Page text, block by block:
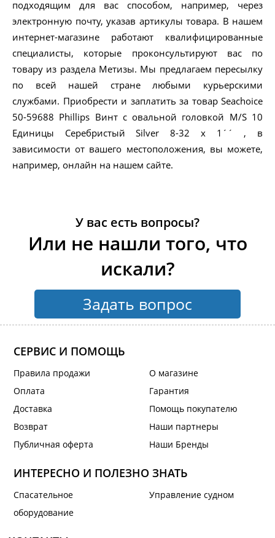
подходящим для вас способом, например, через
электронную почту, указав артикулы товара. В нашем
интернет-магазине работают квалифицированные
специалисты, которые проконсультируют вас по
товару из раздела Метизы. Мы предлагаем пересылку
по всей нашей стране любыми курьерскими
службами. Приобрести и заплатить за товар Seachoice
50-59688 Phillips Винт с овальной головкой M/S 10
Единицы Серебристый Silver 8-32 x 1´´ , в
зависимости от вашего местоположения, вы можете,
например, онлайн на нашем сайте.
У вас есть вопросы?
Или не нашли того, что
искали?
Задать вопрос
СЕРВИС И ПОМОЩЬ
Правила продажи
Оплата
Доставка
Возврат
Публичная оферта
О магазине
Гарантия
Помощь покупателю
Наши партнеры
Наши Бренды
ИНТЕРЕСНО И ПОЛЕЗНО ЗНАТЬ
Спасательное
оборудование
Управление судном